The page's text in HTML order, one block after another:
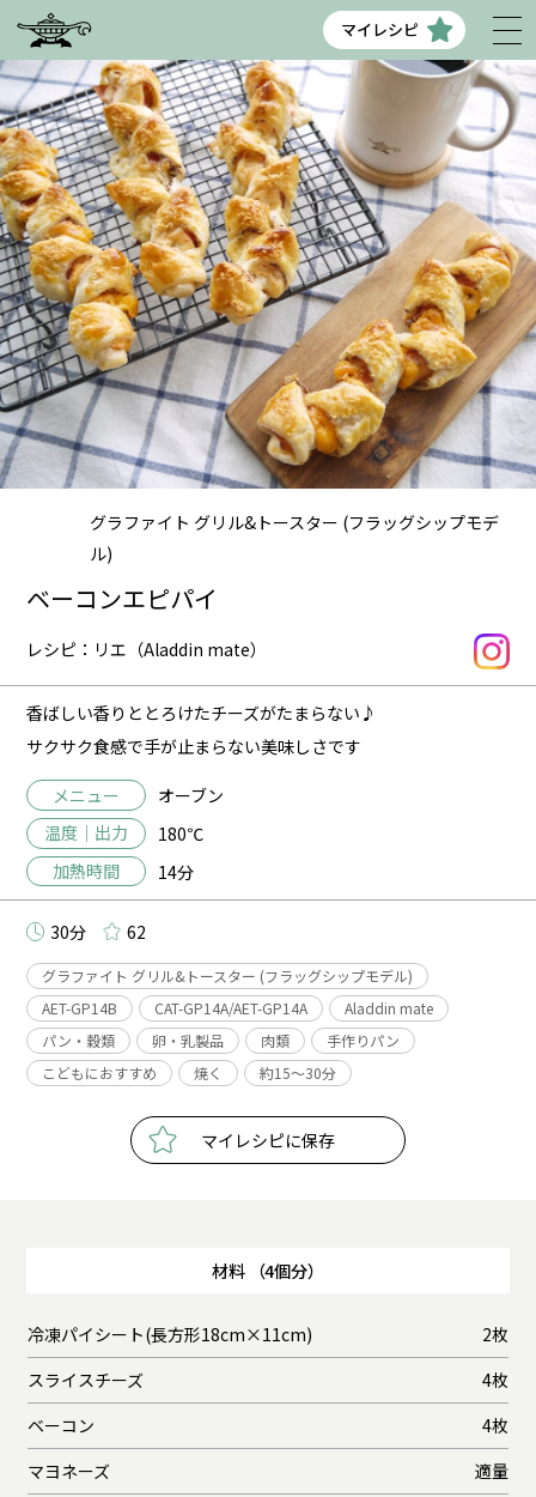
マイレシピ
グラファイト グリル&トースター (フラッグシップモデ
ル)
ベーコンエピパイ
レシピ：リエ（Aladdin mate）
香ばしい香りととろけたチーズがたまらない♪
サクサク食感で手が止まらない美味しさです
メニュー
オーブン
温度｜出力
180℃
加熱時間
14分
30分 62
グラファイト グリル&トースター (フラッグシップモデル)
AET-GP14B
CAT-GP14A/AET-GP14A
Aladdin mate
パン・穀類
卵・乳製品 肉類
手作りパン
こどもにおすすめ
焼く 約15〜30分
マイレシピに保存
材料 （4個分）
冷凍パイシート(長方形18cm×11cm)
2枚
スライスチーズ
4枚
ベーコン
4枚
マヨネーズ
適量